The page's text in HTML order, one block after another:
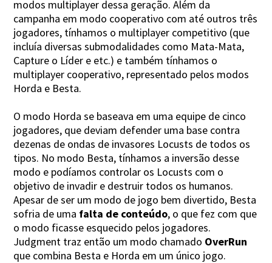
modos multiplayer dessa geração. Além da
campanha em modo cooperativo com até outros três
jogadores, tínhamos o multiplayer competitivo (que
incluía diversas submodalidades como Mata-Mata,
Capture o Líder e etc.) e também tínhamos o
multiplayer cooperativo, representado pelos modos
Horda e Besta.
O modo Horda se baseava em uma equipe de cinco
jogadores, que deviam defender uma base contra
dezenas de ondas de invasores Locusts de todos os
tipos. No modo Besta, tínhamos a inversão desse
modo e podíamos controlar os Locusts com o
objetivo de invadir e destruir todos os humanos.
Apesar de ser um modo de jogo bem divertido, Besta
sofria de uma falta de conteúdo, o que fez com que
o modo ficasse esquecido pelos jogadores.
Judgment traz então um modo chamado OverRun
que combina Besta e Horda em um único jogo.